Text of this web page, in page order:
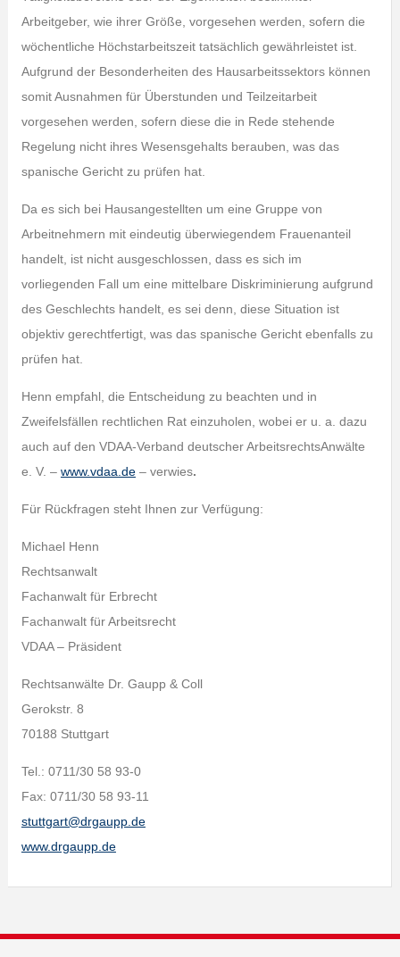
Arbeitgeber, wie ihrer Größe, vorgesehen werden, sofern die
wöchentliche Höchstarbeitszeit tatsächlich gewährleistet ist.
Aufgrund der Besonderheiten des Hausarbeitssektors können
somit Ausnahmen für Überstunden und Teilzeitarbeit
vorgesehen werden, sofern diese die in Rede stehende
Regelung nicht ihres Wesensgehalts berauben, was das
spanische Gericht zu prüfen hat.
Da es sich bei Hausangestellten um eine Gruppe von
Arbeitnehmern mit eindeutig überwiegendem Frauenanteil
handelt, ist nicht ausgeschlossen, dass es sich im
vorliegenden Fall um eine mittelbare Diskriminierung aufgrund
des Geschlechts handelt, es sei denn, diese Situation ist
objektiv gerechtfertigt, was das spanische Gericht ebenfalls zu
prüfen hat.
Henn empfahl, die Entscheidung zu beachten und in
Zweifelsfällen rechtlichen Rat einzuholen, wobei er u. a. dazu
auch auf den VDAA-Verband deutscher ArbeitsrechtsAnwälte
e. V. – www.vdaa.de– verwies.
Für Rückfragen steht Ihnen zur Verfügung:
Michael Henn
Rechtsanwalt
Fachanwalt für Erbrecht
Fachanwalt für Arbeitsrecht
VDAA – Präsident
Rechtsanwälte Dr. Gaupp & Coll
Gerokstr. 8
70188 Stuttgart
Tel.: 0711/30 58 93-0
Fax: 0711/30 58 93-11
stuttgart@drgaupp.de
www.drgaupp.de